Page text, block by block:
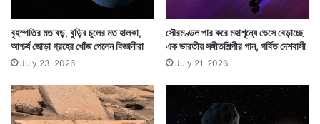
ব
ল
,
ন্ধ
এ
কে
বৃহস্পতির মত বড়, বুড়ির চুলের মত হালকা,
আশ্চর্য জোড়া গ্রহের খোঁজ পেলেন বিজ্ঞানীরা
July 23, 2026
সৌরমণ্ডল পার করে মহাশূন্যে ভেসে বেড়াচ্ছে
এক ভারতীয় সঙ্গীতশিল্পীর গান, গর্বিত দেশবাসী
July 21, 2026